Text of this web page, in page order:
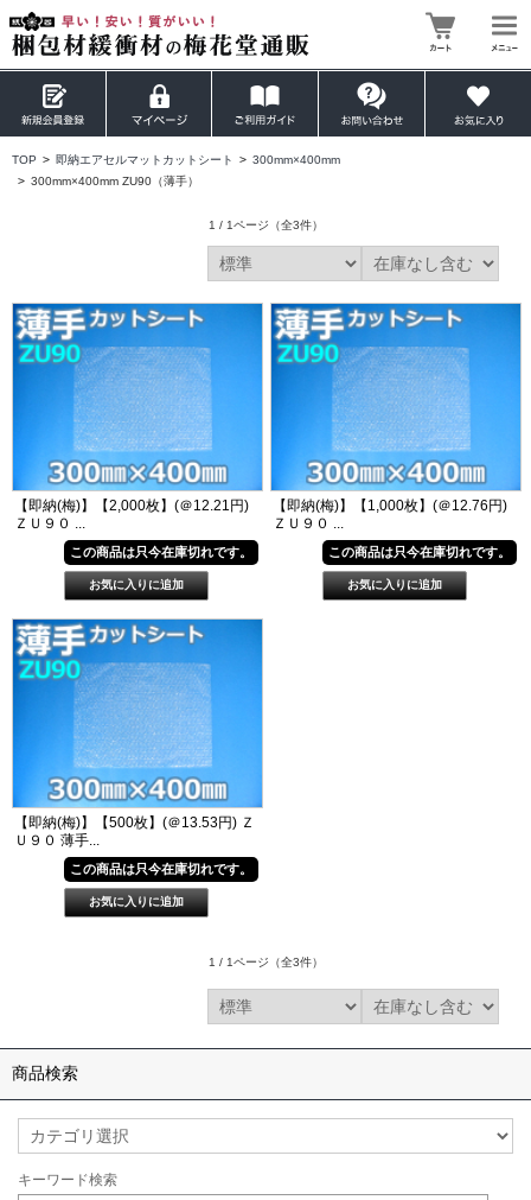
TOP > 即納エアセルマットカットシート > 300mm×400mm
> 300mm×400mm ZU90（薄手）
1 / 1ページ （全3件）
【即納(梅)】【2,000枚】(＠12.21円)
ＺＵ９０ ...
この商品は只今在庫切れです。
【即納(梅)】【1,000枚】(＠12.76円)
ＺＵ９０ ...
この商品は只今在庫切れです。
【即納(梅)】【500枚】(＠13.53円) Ｚ
Ｕ９０ 薄手...
この商品は只今在庫切れです。
1 / 1ページ （全3件）
商品検索
キーワード検索